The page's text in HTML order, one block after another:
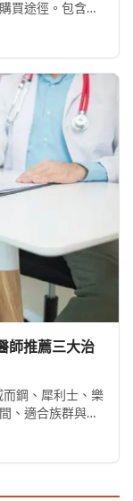
買途徑。包含真
師推薦三大治
鋼、犀利士、樂
、適合族群與使